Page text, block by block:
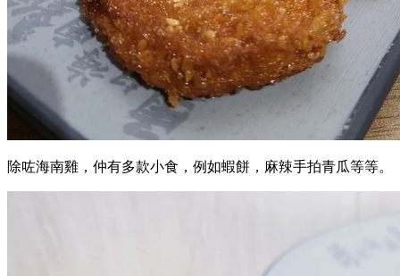
除咗海南雞，仲有多款小食，例如蝦餅，麻辣手拍青瓜等等。